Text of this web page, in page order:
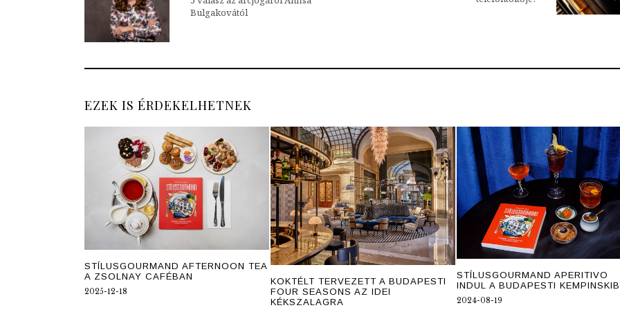
Bulgakovától
EZEK IS ÉRDEKELHETNEK
STÍLUSGOURMAND AFTERNOON TEA
A ZSOLNAY CAFÉBAN
2025-12-18
KOKTÉLT TERVEZETT A BUDAPESTI
FOUR SEASONS AZ IDEI
KÉKSZALAGRA
STÍLUSGOURMAND APERITIVO
INDUL A BUDAPESTI
2024-08-19